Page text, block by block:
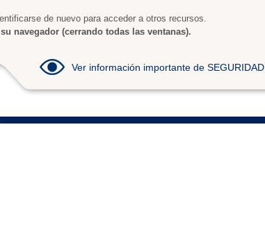
de nuevo para acceder a otros recursos.
navegador (cerrando todas las ventanas).
Ver información importante de SEGURIDAD